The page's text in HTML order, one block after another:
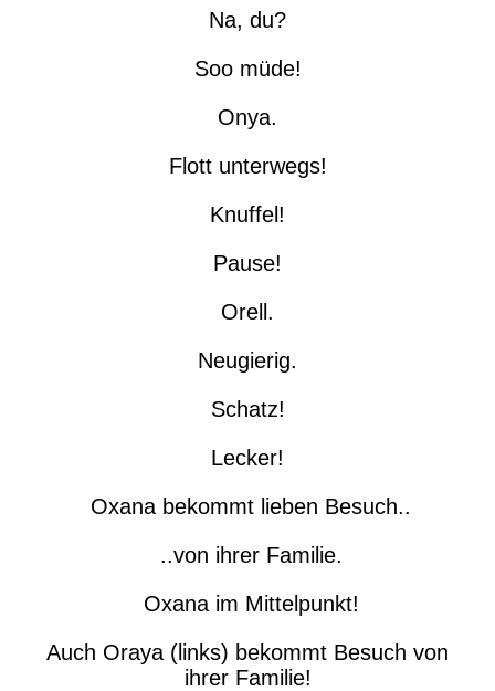
Na, du?
Soo müde!
Onya.
Flott unterwegs!
Knuffel!
Pause!
Orell.
Neugierig.
Schatz!
Lecker!
Oxana bekommt lieben Besuch..
..von ihrer Familie.
Oxana im Mittelpunkt!
Auch Oraya (links) bekommt Besuch von
ihrer Familie!